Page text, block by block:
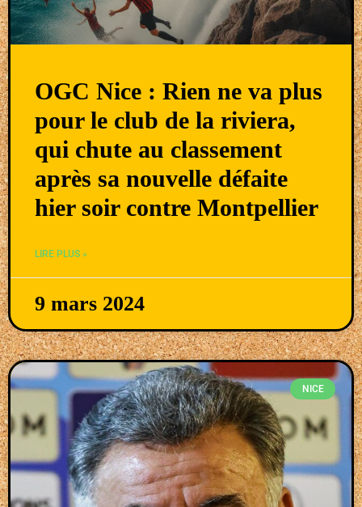
OGC Nice : Rien ne va plus
pour le club de la riviera,
qui chute au classement
après sa nouvelle défaite
hier soir contre Montpellier
LIRE PLUS »
9 mars 2024
NICE